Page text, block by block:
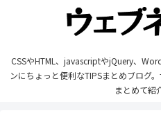
CSSやHTML、javascriptやjQuery、
ンにちょっと便利なTIPSまとめブログ
まとめて紹